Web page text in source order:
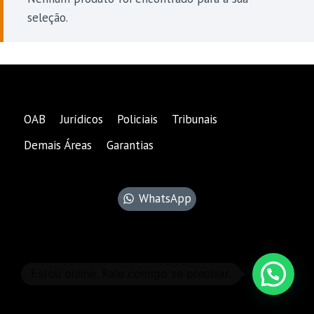
seleção.
OAB Jurídicos Policiais
Tribunais
Demais Áreas
Garantias
WhatsApp